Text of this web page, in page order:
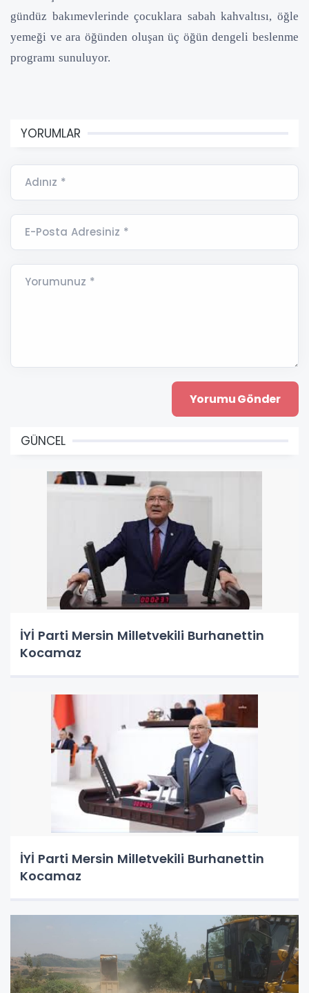
gündüz bakımevlerinde çocuklara sabah kahvaltısı, öğle
yemeği ve ara öğünden oluşan üç öğün dengeli beslenme
programı sunuluyor.
YORUMLAR
Adınız *
E-Posta Adresiniz *
Yorumunuz *
GÜNCEL
İYİ Parti Mersin Milletvekili Burhanettin
Kocamaz
İYİ Parti Mersin Milletvekili Burhanettin
Kocamaz